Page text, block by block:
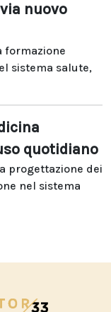
nuovo
formazione
sistema salute,
quotidiano
progettazione dei
nel sistema